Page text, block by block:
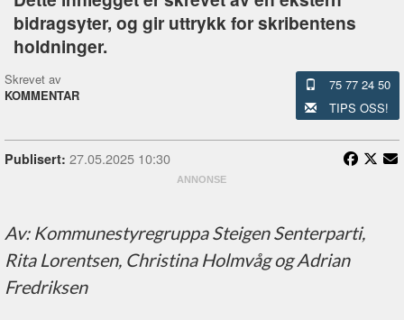
bidragsyter, og gir uttrykk for skribentens
holdninger.
Skrevet av
KOMMENTAR
75 77 24 50
TIPS OSS!
Publisert: 27.05.2025 10:30
Av: Kommunestyregruppa Steigen Senterparti,
Rita Lorentsen, Christina Holmvåg og Adrian
Fredriksen